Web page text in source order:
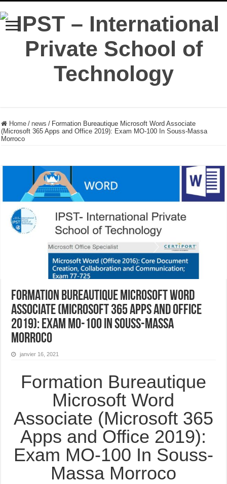
Home / news / Formation Bureautique Microsoft Word Associate
(Microsoft 365 Apps and Office 2019): Exam MO-100 In Souss-Massa
Morroco
Formation Bureautique Microsoft Word
Associate (Microsoft 365 Apps and Office
2019): Exam MO-100 In Souss-Massa
Morroco
janvier 16, 2021
Formation Bureautique
Microsoft Word
Associate (Microsoft 365
Apps and Office 2019):
Exam MO-100 In Souss-
Massa Morroco